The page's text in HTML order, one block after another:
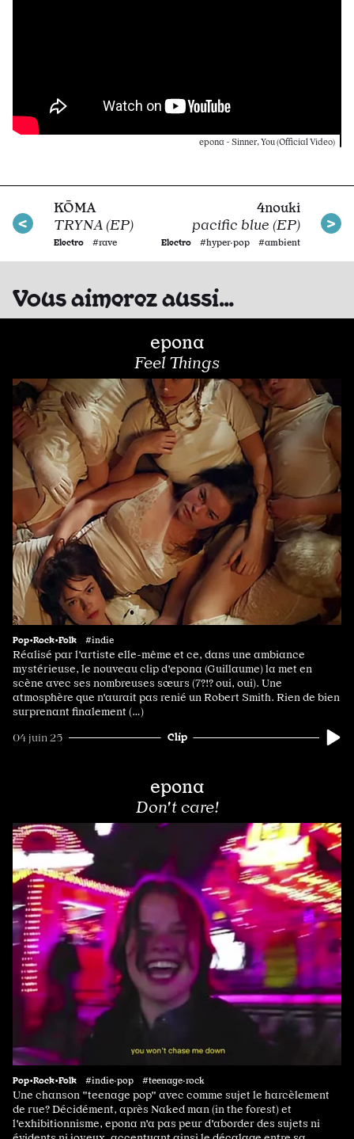
epona - Sinner, You (Official Video)
KŌMA
TRYNA (EP)
Electro #rave
4nouki
pacific blue (EP)
Electro #hyper·pop #ambient
Vous aimerez aussi…
epona
Feel Things
Pop•Rock•Folk #indie
Réalisé par l'artiste elle-même et ce, dans une ambiance
mystérieuse, le nouveau clip d'epona (Guillaume) la met en
scène avec ses nombreuses sœurs (7?!? oui, oui). Une
atmosphère que n'aurait pas renié un Robert Smith. Rien de bien
surprenant finalement (…)
04 juin 25 Clip
epona
Don't care!
Pop•Rock•Folk #indie·pop #teenage·rock
Une chanson "teenage pop" avec comme sujet le harcèlement
de rue? Décidément, après Naked man (in the forest) et
l'exhibitionnisme, epona n'a pas peur d'aborder des sujets ni